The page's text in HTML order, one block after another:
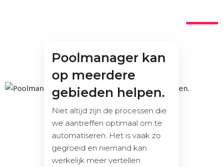
Poolmanager kan
op meerdere
gebieden helpen.
Niet altijd zijn de processen die
we aantreffen optimaal om te
automatiseren. Het is vaak zo
gegroeid en niemand kan
werkelijk meer vertellen